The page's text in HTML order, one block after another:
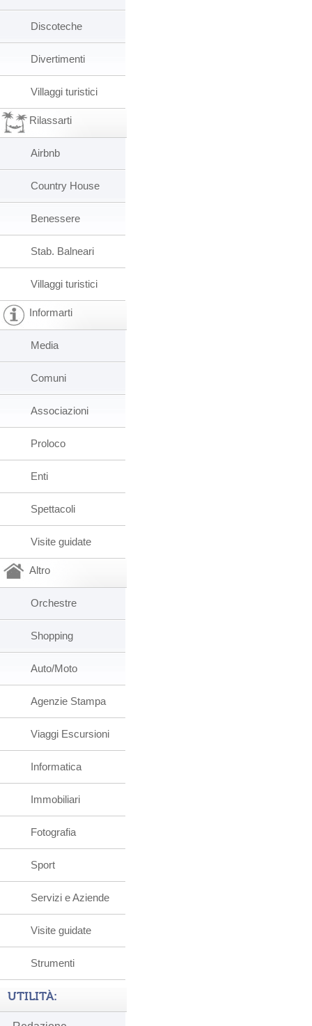
Discoteche
Divertimenti
Villaggi turistici
Rilassarti
Airbnb
Country House
Benessere
Stab. Balneari
Villaggi turistici
Informarti
Media
Comuni
Associazioni
Proloco
Enti
Spettacoli
Visite guidate
Altro
Orchestre
Shopping
Auto/Moto
Agenzie Stampa
Viaggi Escursioni
Informatica
Immobiliari
Fotografia
Sport
Servizi e Aziende
Visite guidate
Strumenti
UTILITÀ: